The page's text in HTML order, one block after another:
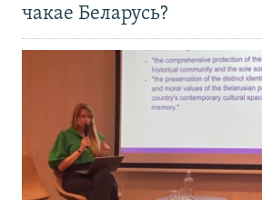
чакае Беларусь?